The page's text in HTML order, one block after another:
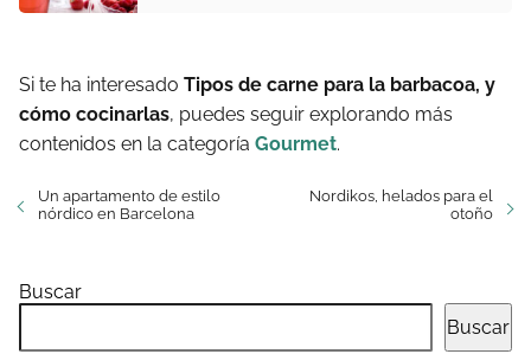
Si te ha interesado Tipos de carne para la barbacoa, y
cómo cocinarlas, puedes seguir explorando más
contenidos en la categoría Gourmet.
Un apartamento de estilo
nórdico en Barcelona
Nordikos, helados para el
otoño
Buscar
Buscar